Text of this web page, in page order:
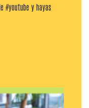
#youtube y hayas